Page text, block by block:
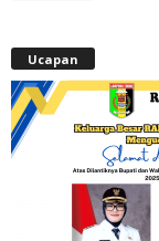
Ucapan